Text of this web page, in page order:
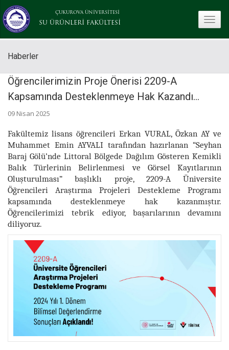
ÇUKUROVA ÜNİVERSİTESİ
SU ÜRÜNLERİ FAKÜLTESİ
Haberler
Öğrencilerimizin Proje Önerisi 2209-A
Kapsamında Desteklenmeye Hak Kazandı…
09 Nisan 2025
Fakültemiz lisans öğrencileri Erkan VURAL, Özkan AY ve
Muhammet Emin AYVALI tarafından hazırlanan “Seyhan
Baraj Gölü’nde Littoral Bölgede Dağılım Gösteren Kemikli
Balık Türlerinin Belirlenmesi ve Görsel Kayıtlarının
Oluşturulması” başlıklı proje, 2209-A Üniversite
Öğrencileri Araştırma Projeleri Destekleme Programı
kapsamında desteklenmeye hak kazanmıştır.
Öğrencilerimizi tebrik ediyor, başarılarının devamını
diliyoruz.